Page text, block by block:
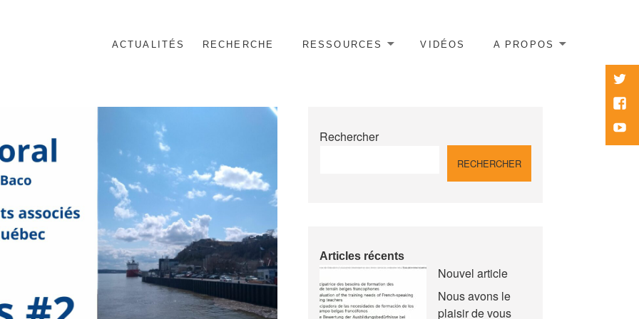
ACTUALITÉS RECHERCHE RESSOURCES VIDÉOS A PROPOS
Rechercher
RECHERCHER
Articles récents
Nouvel article
Nous avons le
plaisir de vous